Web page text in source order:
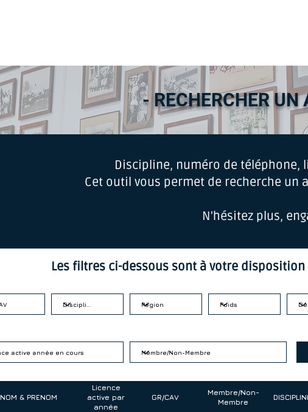
- RECHERCHER UN
Discipline, numéro de téléphone,
Cet outil vous permet de recherche un
N'hésitez plus,
Les filtres ci-dessous sont à votre
NOM & PRENOM
Licence
active par
année
GR/CAV
Membre/Non-
Membre